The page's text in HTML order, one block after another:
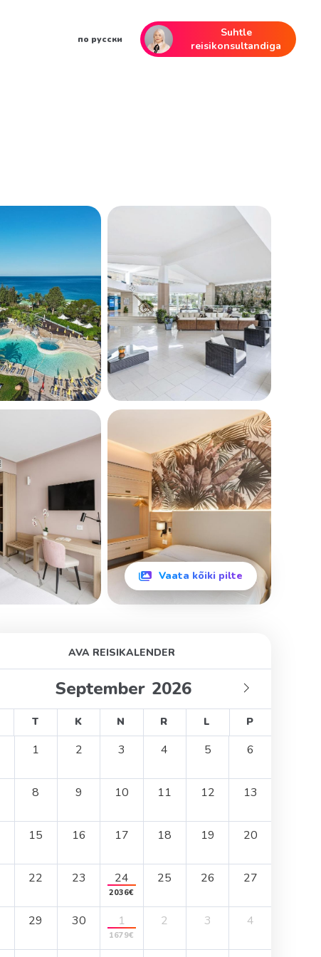
по русски
Suhtle
reisikonsultandiga
Vaata kõiki pilte
AVA REISIKALENDER
T K N R L P
1 2 3 4 5 6
8 9 10 11 12 13
15 16 17 18 19 20
22 23 24
2036€
25 26 27
29 30 1
1679€
2 3 4